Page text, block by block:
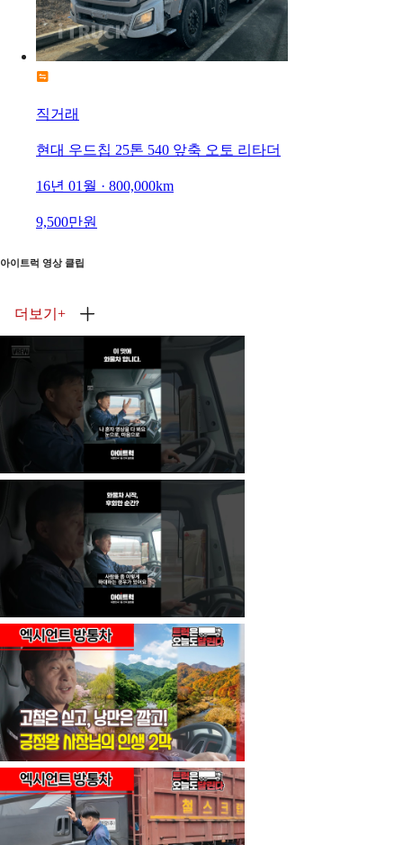
직거래
현대 우드칩 25톤 540 앞축 오토 리타더
16년 01월 · 800,000km
9,500만원
아이트럭 영상 클립
더보기 +